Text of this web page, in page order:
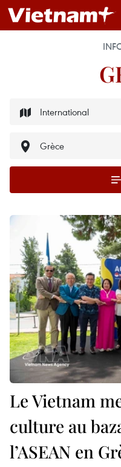
Le Vietnam
culture au
l’ASEAN en